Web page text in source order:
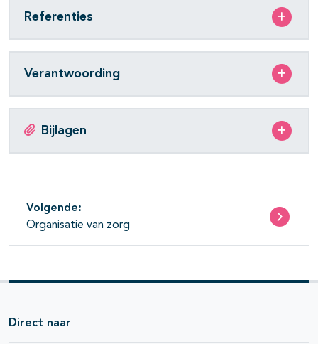
Referenties
Verantwoording
Bijlagen
Volgende:
Organisatie van zorg
Direct naar